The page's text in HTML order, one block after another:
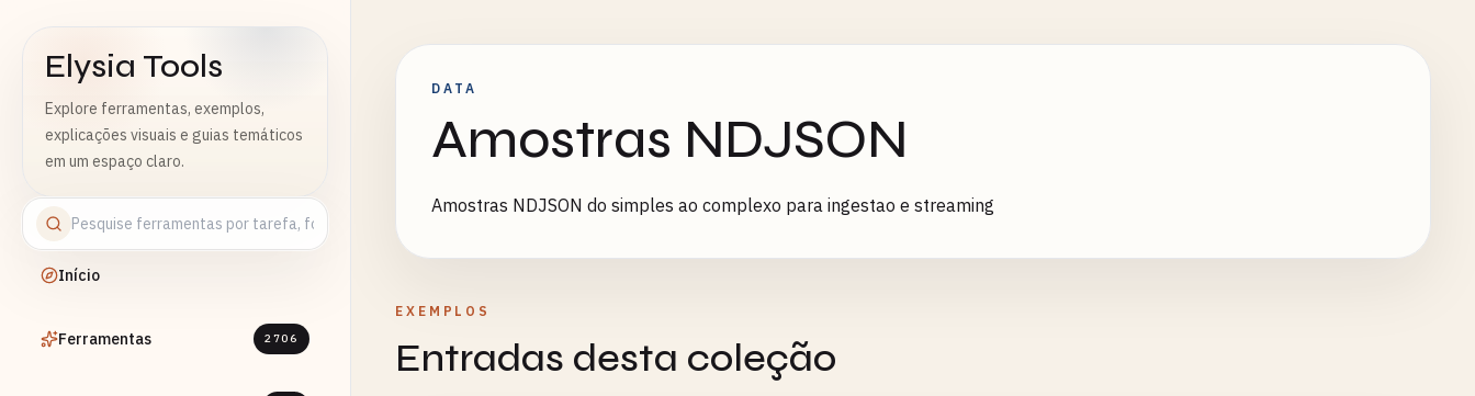
Elysia Tools
Explore ferramentas, exemplos,
explicações visuais e guias temáticos
em um espaço claro.
Início
Ferramentas 2706
DATA
Amostras NDJSON
Amostras NDJSON do simples ao complexo para ingestao e streaming
EXEMPLOS
Entradas desta coleção